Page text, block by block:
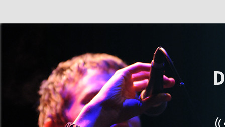
15.5.2010) bei Radio free FM auf 102,6 Mega-Quartz
oder über den Live-Stream (oben rechts).
Herzlichst.
Progdorf
Tech House
SEITEN